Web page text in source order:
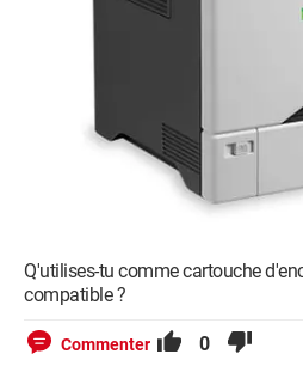
Q'utilises-tu comme cartouche
compatible ?
Commenter 0